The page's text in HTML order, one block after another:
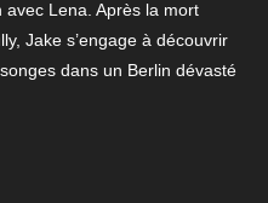
avec Lena. Après la mort
Jake s’engage à découvrir
dans un Berlin dévasté